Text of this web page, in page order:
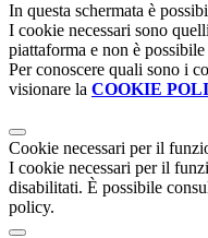
In questa schermata è
I cookie necessari sono
piattaforma e non è
Per conoscere quali sono i
visionare la COOKIE
Cookie necessari per il
I cookie necessari per il
disabilitati. È possibile
policy.